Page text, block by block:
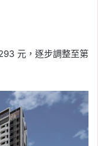
元，逐步調整至第